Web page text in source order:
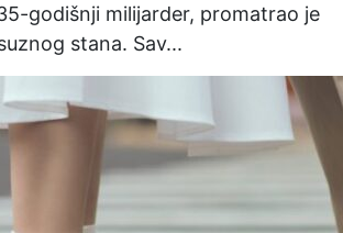
godišnji milijarder, promatrao je
stana. Sav...